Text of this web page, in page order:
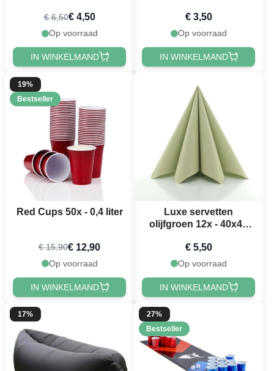
€ 6,50€ 4,50
Op voorraad
IN WINKELMAND
€ 3,50
Op voorraad
IN WINKELMAND
19%
Bestseller
Red Cups 50x - 0,4 liter
€ 15,90€ 12,90
Op voorraad
IN WINKELMAND
Luxe servetten
olijfgroen 12x - 40x40
€ 5,50
Op voorraad
IN WINKELMAND
17%
27%
Bestseller